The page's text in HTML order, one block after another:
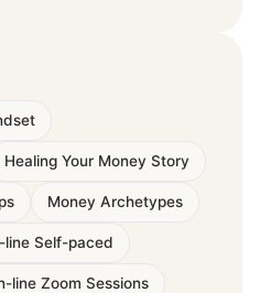
Healing Your Money Story
Money Archetypes
line Self-paced
line Zoom Sessions